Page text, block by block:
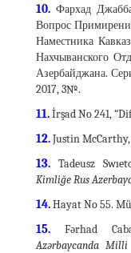
10. Фархад
Вопрос
Наместника
Нахчыванского
Азербайджана.
2017, 3№.
11.İrşad No 241,
12.Justin McCarthy,
13. Tadeusz
Kimliğe Rus
14.Hayat No 55.
15.Fərhad
Azərbaycanda